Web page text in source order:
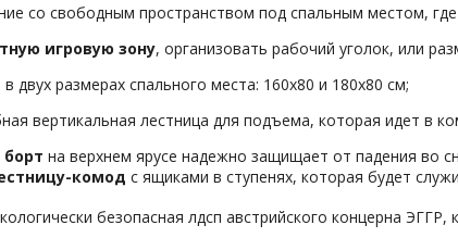
со свободным пространством под спальным местом,
игровую зону, организовать рабочий уголок, или
двух размерах спального места: 160х80 и 180х80 см;
вертикальная лестница для подъема, которая идет в
на верхнем ярусе надежно защищает от падения во
комод с ящиками в ступенях, которая будет
безопасная лдсп австрийского концерна